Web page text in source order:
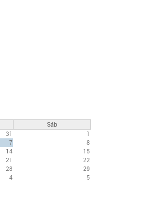
Sáb
31
1
7
8
14
15
21
22
28
29
4 5